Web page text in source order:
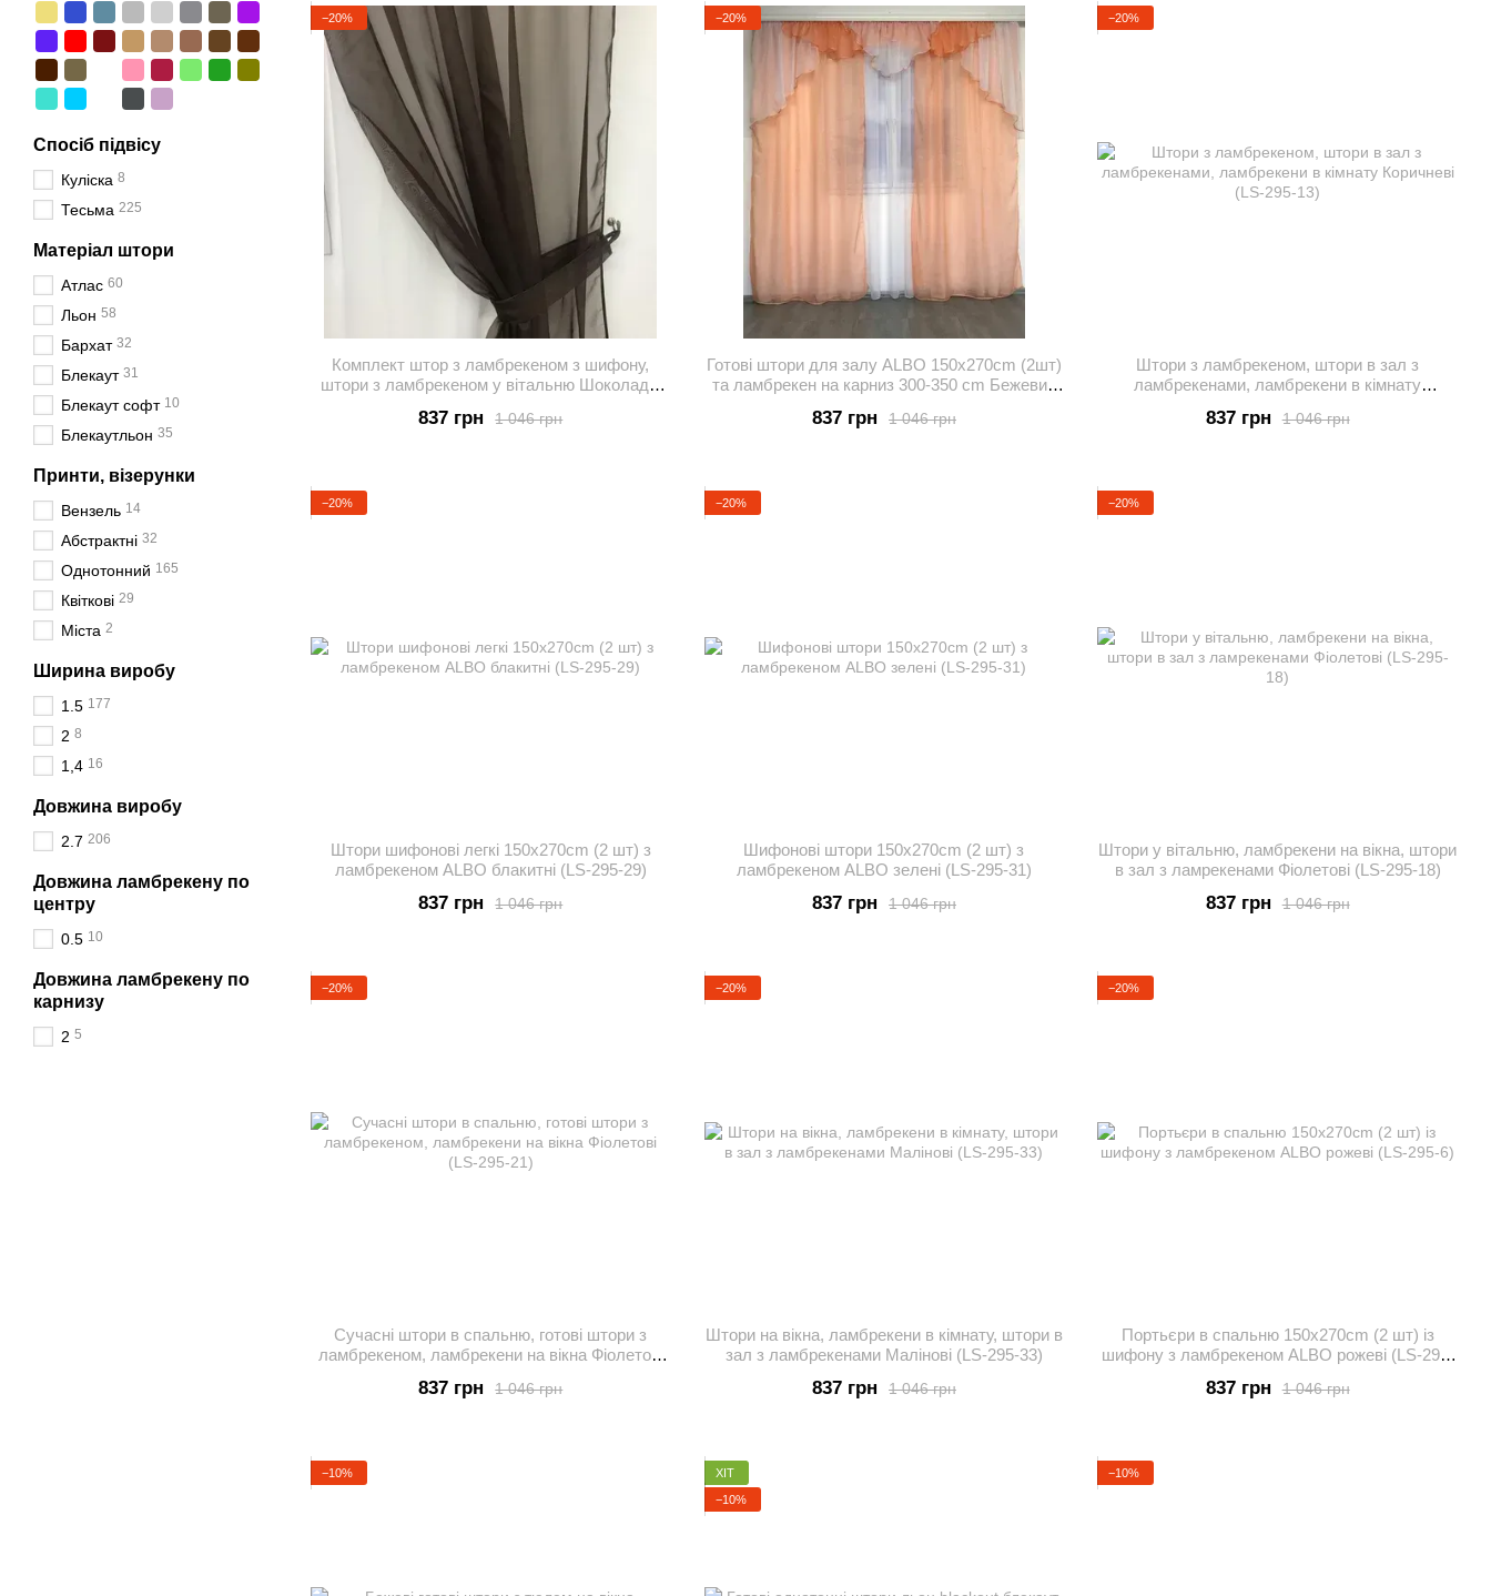
−20%
Комплект штор з ламбрекеном з шифону,
штори з ламбрекеном у вітальню Шоколадні
1 046 грн
837 грн
−20%
Готові штори для залу ALBO 150х270cm (2шт)
та ламбрекен на карниз 300-350 cm Бежевий
1 046 грн
837 грн
−20%
Штори з ламбрекеном, штори в зал з
ламбрекенами, ламбрекени в кімнату
1 046 грн
837 грн
−20%
Штори шифонові легкі 150х270cm (2 шт) з
ламбрекеном ALBO блакитні (LS-295-29)
1 046 грн
837 грн
−20%
Шифонові штори 150х270cm (2 шт) з
ламбрекеном ALBO зелені (LS-295-31)
1 046 грн
837 грн
−20%
Штори у вітальню, ламбрекени на вікна, штори
в зал з ламрекенами Фіолетові (LS-295-18)
1 046 грн
837 грн
−20%
Сучасні штори в спальню, готові штори з
ламбрекеном, ламбрекени на вікна Фіолетові
1 046 грн
837 грн
−20%
Штори на вікна, ламбрекени в кімнату, штори в
зал з ламбрекенами Малінові (LS-295-33)
1 046 грн
837 грн
−20%
Портьєри в спальню 150х270cm (2 шт) із
шифону з ламбрекеном ALBO рожеві (LS-295-
1 046 грн
837 грн
−10%
ХІТ
−10%
−10%
Спосіб підвісу
Куліска 8
Тесьма 225
Матеріал штори
Атлас 60
Льон 58
Бархат 32
Блекаут 31
Блекаут софт 10
Блекаутльон 35
Принти, візерунки
Вензель 14
Абстрактні 32
Однотонний 165
Квіткові 29
Міста 2
Ширина виробу
1.5 177
2 8
1,4 16
Довжина виробу
2.7 206
Довжина ламбрекену по
центру
0.5 10
Довжина ламбрекену по
карнизу
2 5